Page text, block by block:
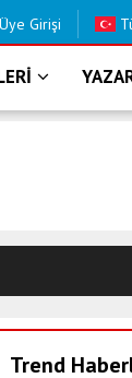
Üye Girişi
Trend